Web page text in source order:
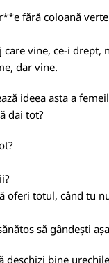
fără coloană
care vine, ce-i drept,
dar vine.
ideea asta a
dai tot?
oferi totul, când tu
să gândești
deschizi bine